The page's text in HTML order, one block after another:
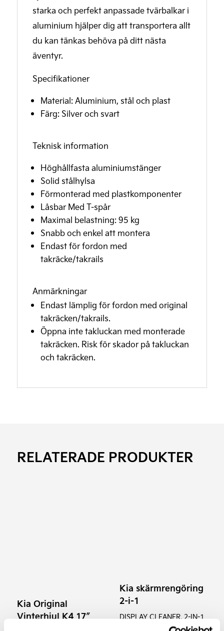
starka och perfekt anpassade tvärbalkar i
aluminium hjälper dig att transportera allt
du kan tänkas behöva på ditt nästa
äventyr.
Specifikationer
Material: Aluminium, stål och plast
Färg: Silver och svart
Teknisk information
Höghållfasta aluminiumstänger
Solid stålhylsa
Förmonterad med plastkomponenter
Låsbar Med T-spår
Maximal belastning: 95 kg
Snabb och enkel att montera
Endast för fordon med
takräcke/takrails
Anmärkningar
Endast lämplig för fordon med original
takräcken/takrails.
Öppna inte takluckan med monterade
takräcken. Risk för skador på takluckan
och takräcken.
RELATERADE PRODUKTER
Kia Original
Vinterhjul K4 17″
olika
alternativen
Kia skärmrengöring
2-i-1
DISPLAY CLEANER, 2-IN-1